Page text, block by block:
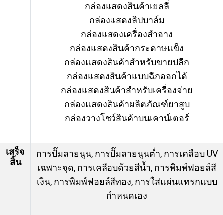
กล่องแสดงสินค้าเยลลี่
กล่องแสดงลิปบาล์ม
กล่องแสดงเครื่องสำอาง
กล่องแสดงสินค้ากระดาษแข็ง
กล่องแสดงสินค้าสำหรับขายปลีก
กล่องแสดงสินค้าแบบฉีกออกได้
กล่องแสดงสินค้าสำหรับเครื่องจ่าย
กล่องแสดงสินค้าผลิตภัณฑ์ยาสูบ
กล่องวางโชว์สินค้าบนเคาน์เตอร์
เสร็จ
สิ้น
การปั๊มลายนูน, การปั๊มลายนูนต่ำ, การเคลือบ UV
เฉพาะจุด, การเคลือบด้วยสีน้ำ, การพิมพ์ฟอยล์สี
เงิน, การพิมพ์ฟอยล์สีทอง, การใส่แผ่นแทรกแบบ
กำหนดเอง